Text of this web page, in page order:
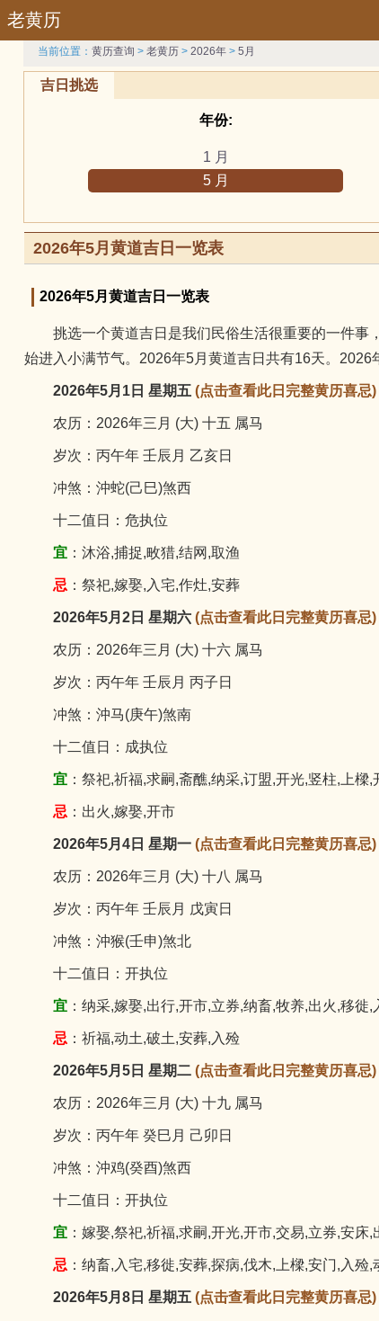
老黄历
当前位置： 黄历查询 > 老黄历> 2026年> 5月
吉日挑选
年份:
1 月
5 月
吉日:
祭祀
订婚
属相:
兔
羊
2026年5月黄道吉日一览表
2026年5月黄道吉日一览表
挑选一个黄道吉日是我们民俗生活很重要的一件事
始进入小满节气。2026年5月黄道吉日共有16天。2026
2026年5月1日 星期五 (点击查看此日完整黄历喜忌)
农历：2026年三月 (大) 十五 属马
岁次：丙午年 壬辰月 乙亥日
冲煞：沖蛇(己巳)煞西
十二值日：危执位
宜：沐浴,捕捉,畋猎,结网,取渔
忌 ：祭祀,嫁娶,入宅,作灶,安葬
2026年5月2日 星期六 (点击查看此日完整黄历喜忌)
农历：2026年三月 (大) 十六 属马
岁次：丙午年 壬辰月 丙子日
冲煞：沖马(庚午)煞南
十二值日：成执位
宜：祭祀,祈福,求嗣,斋醮,纳采,订盟,开光,竖柱,上樑
忌 ：出火,嫁娶,开市
2026年5月4日 星期一 (点击查看此日完整黄历喜忌)
农历：2026年三月 (大) 十八 属马
岁次：丙午年 壬辰月 戊寅日
冲煞：沖猴(壬申)煞北
十二值日：开执位
宜：纳采,嫁娶,出行,开市,立券,纳畜,牧养,出火,移徙,
忌 ：祈福,动土,破土,安葬,入殓
2026年5月5日 星期二 (点击查看此日完整黄历喜忌)
农历：2026年三月 (大) 十九 属马
岁次：丙午年 癸巳月 己卯日
冲煞：沖鸡(癸酉)煞西
十二值日：开执位
宜：嫁娶,祭祀,祈福,求嗣,开光,开市,交易,立券,安床,
忌 ：纳畜,入宅,移徙,安葬,探病,伐木,上樑,安门,入殓,
2026年5月8日 星期五 (点击查看此日完整黄历喜忌)